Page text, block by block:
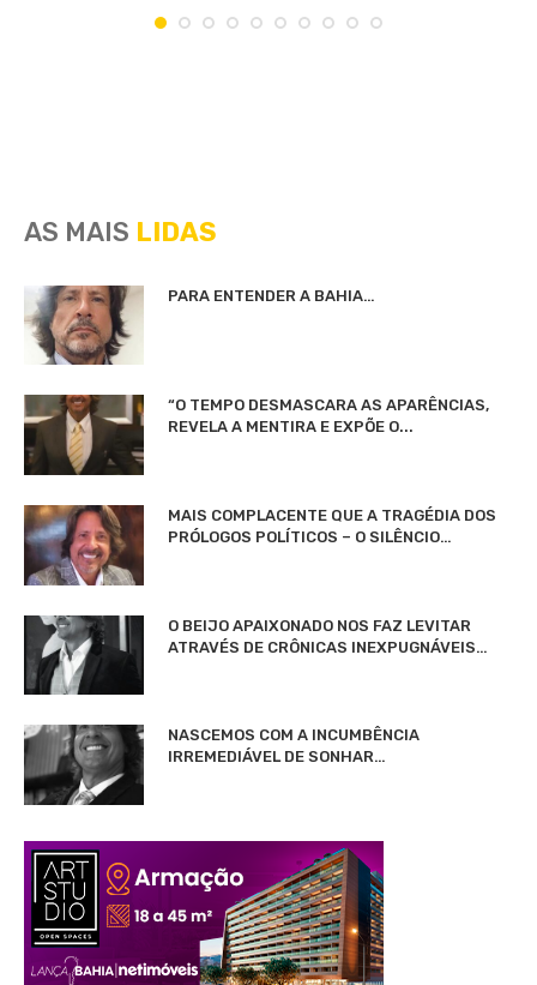
AS MAIS LIDAS
PARA ENTENDER A BAHIA…
“O TEMPO DESMASCARA AS APARÊNCIAS,
REVELA A MENTIRA E EXPÕE O...
MAIS COMPLACENTE QUE A TRAGÉDIA DOS
PRÓLOGOS POLÍTICOS – O SILÊNCIO…
O BEIJO APAIXONADO NOS FAZ LEVITAR
ATRAVÉS DE CRÔNICAS INEXPUGNÁVEIS…
NASCEMOS COM A INCUMBÊNCIA
IRREMEDIÁVEL DE SONHAR…